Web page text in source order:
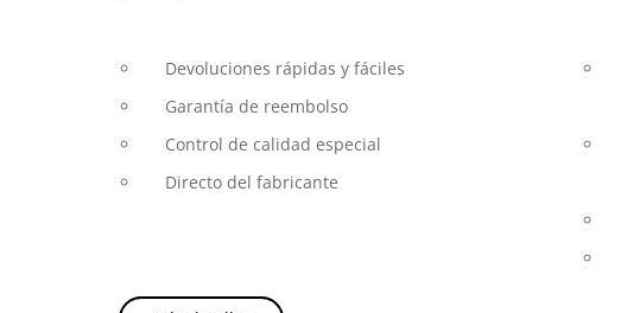
Devoluciones rápidas y fáciles
Garantía de reembolso
Control de calidad especial
Directo del fabricante